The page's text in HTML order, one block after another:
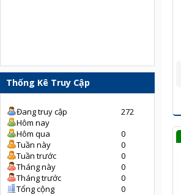
Thống Kê Truy Cập
Đang truy cập
272
Hôm nay
Hôm qua
0
Tuần này
0
Tuần trước
0
Tháng này
0
Tháng trước
0
Tổng cộng
0